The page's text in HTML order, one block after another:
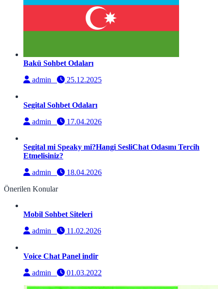
Bakü Sohbet Odaları
admin
25.12.2025
Segital Sohbet Odaları
admin
17.04.2026
Segital mi Speaky mi?Hangi SesliChat Odasını Tercih
Etmelisiniz?
admin
18.04.2026
Önerilen Konular
Mobil Sohbet Siteleri
admin
11.02.2026
Voice Chat Panel indir
admin
01.03.2022